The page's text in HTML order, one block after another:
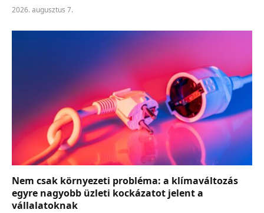
2026. augusztus 7.
Nem csak környezeti probléma: a klímaváltozás
egyre nagyobb üzleti kockázatot jelent a
vállalatoknak